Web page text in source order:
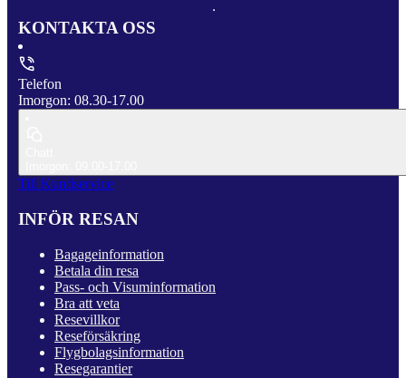
KONTAKTA OSS
Telefon
Imorgon: 08.30-17.00
Till Kundservice
INFÖR RESAN
Bagageinformation
Betala din resa
Pass- och Visuminformation
Bra att veta
Resevillkor
Reseförsäkring
Flygbolagsinformation
Resegarantier